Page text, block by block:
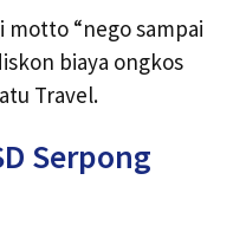
“nego sampai
biaya ongkos
Travel.
Serpong